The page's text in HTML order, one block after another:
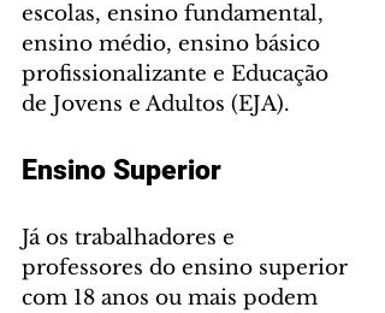
escolas, ensino fundamental,
ensino médio, ensino básico
profissionalizante e Educação
de Jovens e Adultos (EJA).
Ensino Superior
Já os trabalhadores e
professores do ensino superior
com 18 anos ou mais podem